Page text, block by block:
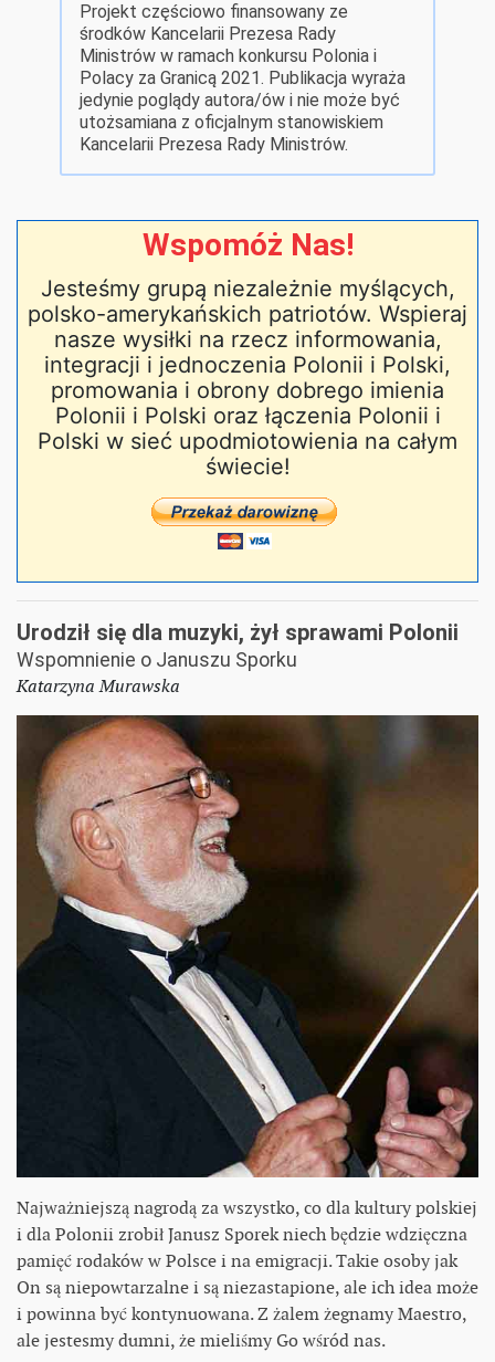
Projekt częściowo finansowany ze
środków Kancelarii Prezesa Rady
Ministrów w ramach konkursu Polonia i
Polacy za Granicą 2021. Publikacja wyraża
jedynie poglądy autora/ów i nie może być
utożsamiana z oficjalnym stanowiskiem
Kancelarii Prezesa Rady Ministrów.
Wspomóż Nas!
Jesteśmy grupą niezależnie myślących,
polsko-amerykańskich patriotów. Wspieraj
nasze wysiłki na rzecz informowania,
integracji i jednoczenia Polonii i Polski,
promowania i obrony dobrego imienia
Polonii i Polski oraz łączenia Polonii i
Polski w sieć upodmiotowienia na całym
świecie!
Urodził się dla muzyki, żył sprawami Polonii
Wspomnienie o Januszu Sporku
Katarzyna Murawska
Najważniejszą nagrodą za wszystko, co dla kultury polskiej
i dla Polonii zrobił Janusz Sporek niech będzie wdzięczna
pamięć rodaków w Polsce i na emigracji. Takie osoby jak
On są niepowtarzalne i są niezastapione, ale ich idea może
i powinna być kontynuowana. Z żalem żegnamy Maestro,
ale jestesmy dumni, że mieliśmy Go wśród nas.